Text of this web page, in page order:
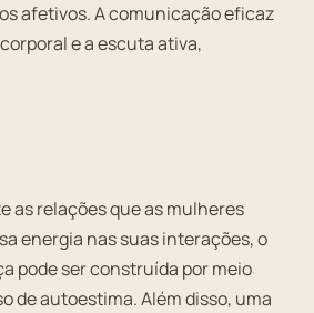
afetivos. A comunicação eficaz
e a escuta ativa,
relações que as mulheres
energia nas suas interações, o
pode ser construída por meio
de autoestima. Além disso, uma